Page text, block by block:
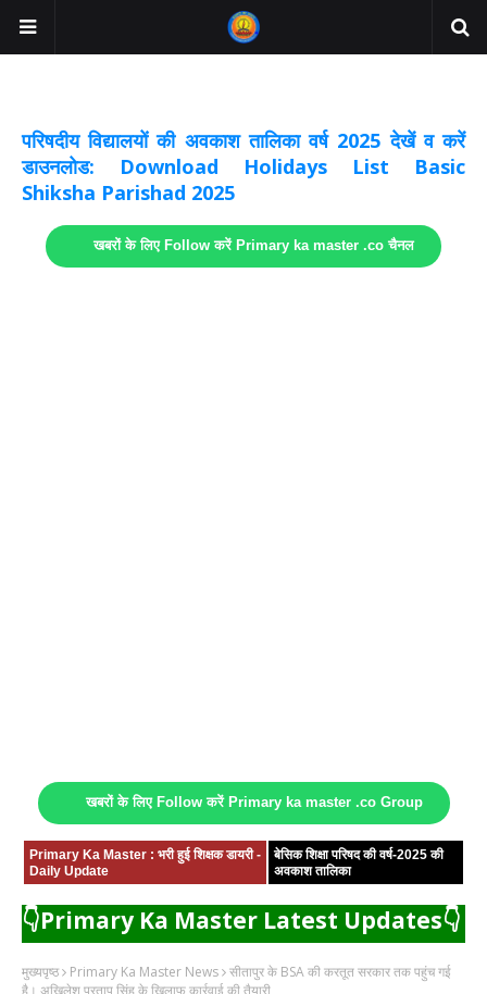
परिषदीय विद्यालयों की अवकाश तालिका वर्ष 2025 देखें व करें
डाउनलोड: Download Holidays List Basic
Shiksha Parishad 2025
खबरों के लिए Follow करें Primary ka master .co चैनल
खबरों के लिए Follow करें Primary ka master .co Group
Primary Ka Master : भरी हुई शिक्षक डायरी -
Daily Update
बेसिक शिक्षा परिषद की वर्ष-2025 की
अवकाश तालिका
👇Primary Ka Master Latest Updates👇
मुख्यपृष्ठ Primary Ka Master News सीतापुर के BSA की करतूत सरकार तक पहुंच गई
है। अखिलेश प्रताप सिंह के खिलाफ कार्रवाई की तैयारी